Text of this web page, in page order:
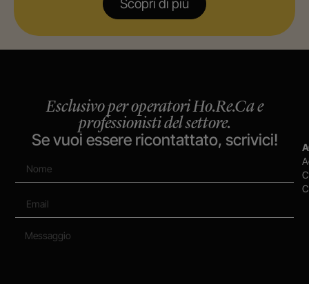
Scopri di più
Esclusivo per operatori Ho.Re.Ca e
professionisti del settore.
Se vuoi essere ricontattato, scrivici!